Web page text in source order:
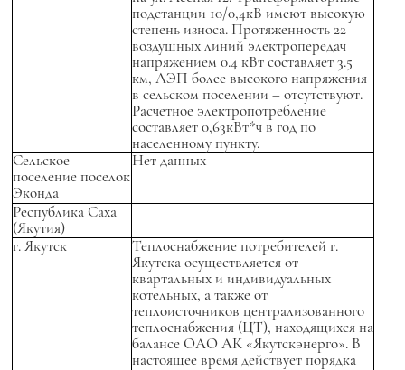
подстанции 10/0,4кВ имеют высокую
степень износа. Протяженность 22
воздушных линий электропередач
напряжением 0.4 кВт составляет 3.5
км, ЛЭП более высокого напряжения
в сельском поселении – отсутствуют.
Расчетное электропотребление
составляет 0,63кВт*ч в год по
населенному пункту.
Сельское
поселение поселок
Эконда
Нет данных
Республика Саха
(Якутия)
г. Якутск
Теплоснабжение потребителей г.
Якутска осуществляется от
квартальных и индивидуальных
котельных, а также от
теплоисточников централизованного
теплоснабжения (ЦТ), находящихся на
балансе ОАО АК «Якутскэнерго». В
настоящее время действует порядка